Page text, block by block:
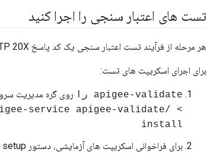
تست های اعتبار سنجی را اجرا کنید
هر مرحله از فرآیند تست اعتبار سنجی یک کد پاسخ HTTP 20X را برای یک آزمایش موفقیت آمیز برمی گرداند.
برای اجرای اسکریپت های تست:
apigee-validate را روی گره مدیریت
service apigee-validate
install
برای فراخوانی اسکریپت های آزمایشی، دستور setup را روی یک گره مدیریت سرور اجرا کنید: